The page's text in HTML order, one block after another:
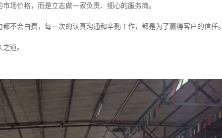
场价格，而是立志做一家负责、细心的服务商。
不会白费，每一次的认真沟通和辛勤工作，都是为了赢得客户的信任。
道。